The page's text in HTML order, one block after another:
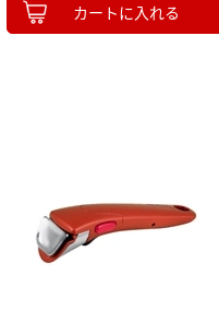
カートに入れる